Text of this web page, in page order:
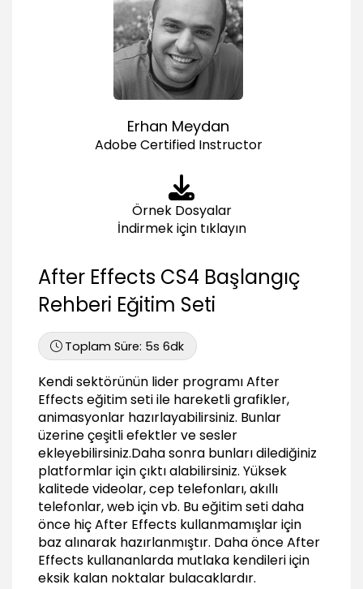
Kompozisyon anlama ve kullanma (Create
Composition)
Katmanlarla Çalışma (Layers)
Katman mantığını anlama
Katmanları hizalama ve dağıtma (Align,
Animasyon Oluşturma
Animasyonu anlama ve Opaklık animasyonu
(Animation)
04:39
Merkez nokta değiştirme animasyonu (Anchor
Point)
02:37
Hareket animasyonu (Position)
03:03
Ön izleme Timeline (Preview, RAM Preview)
03:22
Döndürme animasyonu (Rotating)
01:23
Ölçekleme animasyonu (Scale)
02:25
Erhan Meydan
Adobe Certified Instructor
Örnek Dosyalar
İndirmek için tıklayın
After Effects CS4 Başlangıç
Rehberi Eğitim Seti
Toplam Süre: 5s 6dk
Kendi sektörünün lider programı After
Effects eğitim seti ile hareketli grafikler,
animasyonlar hazırlayabilirsiniz. Bunlar
üzerine çeşitli efektler ve sesler
ekleyebilirsiniz.Daha sonra bunları dilediğiniz
platformlar için çıktı alabilirsiniz. Yüksek
kalitede videolar, cep telefonları, akıllı
telefonlar, web için vb. Bu eğitim seti daha
önce hiç After Effects kullanmamışlar için
baz alınarak hazırlanmıştır. Daha önce After
Effects kullananlarda mutlaka kendileri için
eksik kalan noktalar bulacaklardır.